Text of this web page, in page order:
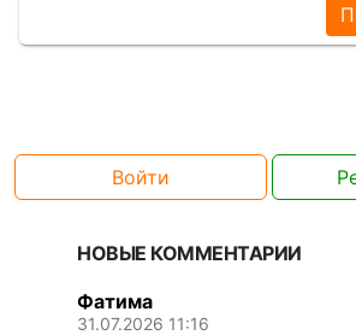
Войти
НОВЫЕ КОММЕНТАРИИ
Фатима
31.07.2026 11:16